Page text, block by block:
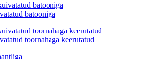
batooniga
toornahaga keerutatud